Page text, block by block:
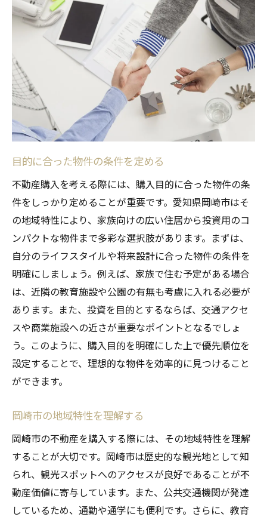
岡崎市の不動産価格動向の変遷
岡崎市における需要と供給のバランス
市場調査の方法と活用
地域特有の法律や規制を知る
不動産購入を成功させるための賢い契約交渉術
と岡崎市の特例
価格交渉の基本テクニック
岡崎市における特例措置の理解
交渉前の情報収集の重要性
契約締結後のフォローアップ
プロフェッショナルの活用法
愛知県岡崎市で不動産購入時の書類取得手順と
注意点
必要書類のリストアップ
取得手続きの流れとスケジュール
書類不備を避けるためのポイント
岡崎市役所との連携方法
専門家による書類チェックの利点
書類取得の際の注意点
岡崎市の不動産購入初心者に送る物件選びのコ
希望条件の優先順位を決める
初心者におすすめのエリア
現地視察の際に見るべきポイント
物件選びの際の注意点
目的に合った物件の条件を定める
不動産購入を考える際には、購入目的に合った物件の条
件をしっかり定めることが重要です。愛知県岡崎市はそ
の地域特性により、家族向けの広い住居から投資用のコ
ンパクトな物件まで多彩な選択肢があります。まずは、
自分のライフスタイルや将来設計に合った物件の条件を
明確にしましょう。例えば、家族で住む予定がある場合
は、近隣の教育施設や公園の有無も考慮に入れる必要が
あります。また、投資を目的とするならば、交通アクセ
スや商業施設への近さが重要なポイントとなるでしょ
う。このように、購入目的を明確にした上で優先順位を
設定することで、理想的な物件を効率的に見つけること
ができます。
岡崎市の地域特性を理解する
岡崎市の不動産を購入する際には、その地域特性を理解
することが大切です。岡崎市は歴史的な観光地として知
られ、観光スポットへのアクセスが良好であることが不
動産価値に寄与しています。また、公共交通機関が発達
しているため、通勤や通学にも便利です。さらに、教育